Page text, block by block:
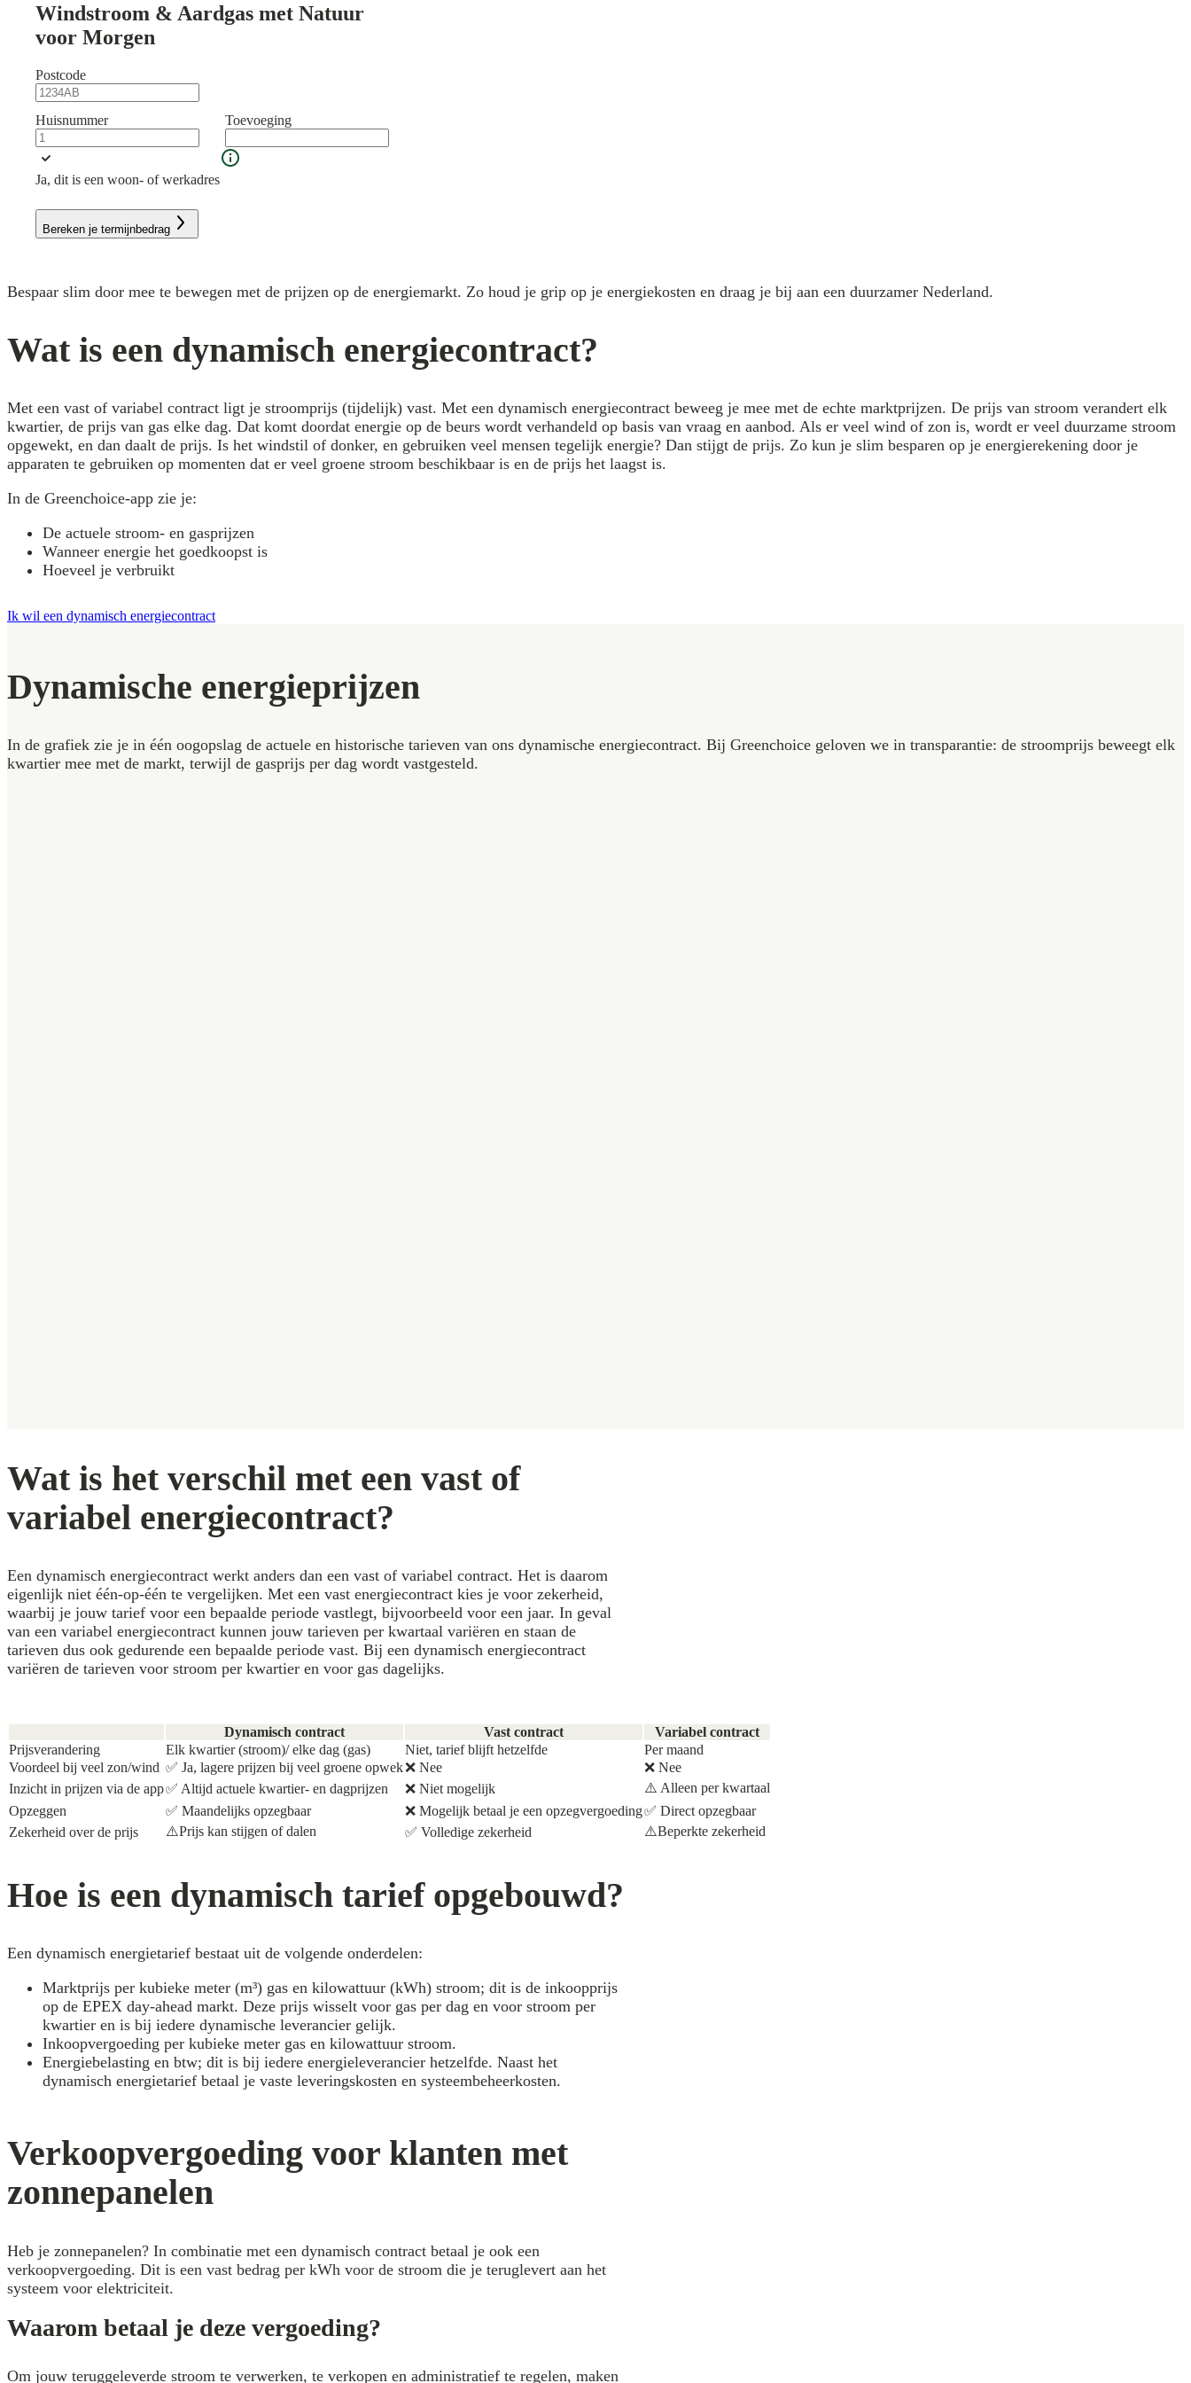
Windstroom & Aardgas met Natuur
voor Morgen
Postcode
Huisnummer Toevoeging
Ja, dit is een woon- of werkadres
Bereken je termijnbedrag
Bespaar slim door mee te bewegen met de prijzen op de energiemarkt. Zo houd je grip op je energiekosten en draag je bij aan een duurzamer Nederland.
Wat is een dynamisch energiecontract?
Met een vast of variabel contract ligt je stroomprijs (tijdelijk) vast. Met een dynamisch energiecontract beweeg je mee met de echte marktprijzen. De prijs van stroom verandert elk
kwartier, de prijs van gas elke dag. Dat komt doordat energie op de beurs wordt verhandeld op basis van vraag en aanbod. Als er veel wind of zon is, wordt er veel duurzame stroom
opgewekt, en dan daalt de prijs. Is het windstil of donker, en gebruiken veel mensen tegelijk energie? Dan stijgt de prijs. Zo kun je slim besparen op je energierekening door je
apparaten te gebruiken op momenten dat er veel groene stroom beschikbaar is en de prijs het laagst is.
In de Greenchoice-app zie je:
De actuele stroom- en gasprijzen
Wanneer energie het goedkoopst is
Hoeveel je verbruikt
Ik wil een dynamisch energiecontract
Dynamische energieprijzen
In de grafiek zie je in één oogopslag de actuele en historische tarieven van ons dynamische energiecontract. Bij Greenchoice geloven we in transparantie: de stroomprijs beweegt elk
kwartier mee met de markt, terwijl de gasprijs per dag wordt vastgesteld.
Wat is het verschil met een vast of
variabel energiecontract?
Een dynamisch energiecontract werkt anders dan een vast of variabel contract. Het is daarom
eigenlijk niet één-op-één te vergelijken. Met een vast energiecontract kies je voor zekerheid,
waarbij je jouw tarief voor een bepaalde periode vastlegt, bijvoorbeeld voor een jaar. In geval
van een variabel energiecontract kunnen jouw tarieven per kwartaal variëren en staan de
tarieven dus ook gedurende een bepaalde periode vast. Bij een dynamisch energiecontract
variëren de tarieven voor stroom per kwartier en voor gas dagelijks.
Dynamisch contract Vast contract
Variabel contract
Prijsverandering
Elk kwartier (stroom)/ elke dag (gas) Niet, tarief blijft hetzelfde
Per maand
Voordeel bij veel zon/wind ✅ Ja, lagere prijzen bij veel groene opwek❌ Nee
❌ Nee
Inzicht in prijzen via de app✅ Altijd actuele kwartier- en dagprijzen ❌ Niet mogelijk
⚠️ Alleen per kwartaal
Opzeggen
✅ Maandelijks opzegbaar ❌ Mogelijk betaal je een opzegvergoeding✅ Direct opzegbaar
Zekerheid over de prijs
⚠️Prijs kan stijgen of dalen ✅ Volledige zekerheid ⚠️Beperkte zekerheid
Hoe is een dynamisch tarief opgebouwd?
Een dynamisch energietarief bestaat uit de volgende onderdelen:
Marktprijs per kubieke meter (m³) gas en kilowattuur (kWh) stroom; dit is de inkoopprijs
op de EPEX day-ahead markt. Deze prijs wisselt voor gas per dag en voor stroom per
kwartier en is bij iedere dynamische leverancier gelijk.
Inkoopvergoeding per kubieke meter gas en kilowattuur stroom.
Energiebelasting en btw; dit is bij iedere energieleverancier hetzelfde. Naast het
dynamisch energietarief betaal je vaste leveringskosten en systeembeheerkosten.
Verkoopvergoeding voor klanten met
zonnepanelen
Heb je zonnepanelen? In combinatie met een dynamisch contract betaal je ook een
verkoopvergoeding. Dit is een vast bedrag per kWh voor de stroom die je teruglevert aan het
systeem voor elektriciteit.
Waarom betaal je deze vergoeding?
Om jouw teruggeleverde stroom te verwerken, te verkopen en administratief te regelen, maken